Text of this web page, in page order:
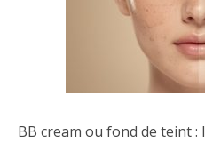
BB cream ou fond de teint